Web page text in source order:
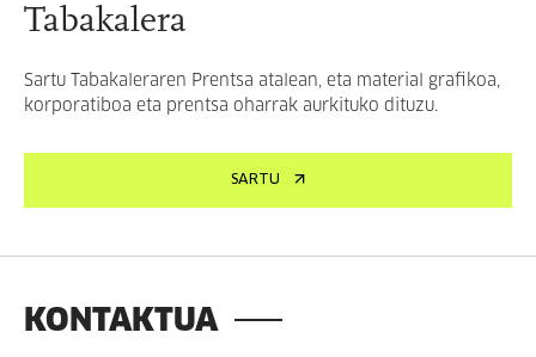
Tabakalera
Sartu Tabakaleraren Prentsa atalean, eta material grafikoa,
korporatiboa eta prentsa oharrak aurkituko dituzu.
SARTU
KONTAKTUA